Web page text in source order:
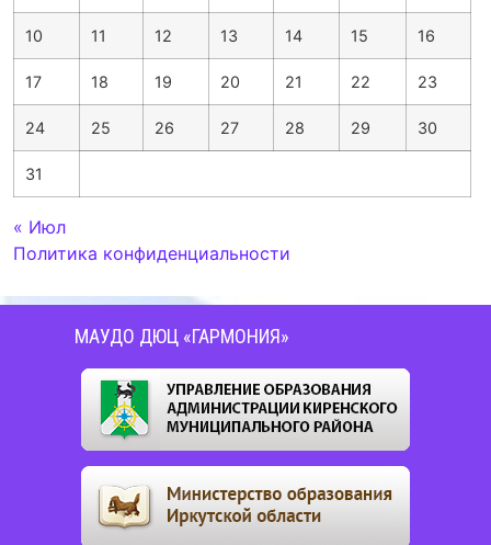
10 11 12 13 14 15 16
17 18 19 20 21 22 23
24 25 26 27 28 29 30
31
« Июл
Политика конфиденциальности
МАУДО ДЮЦ «ГАРМОНИЯ»